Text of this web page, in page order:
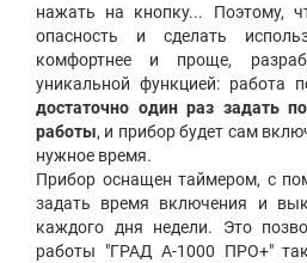
нажать на кнопку... Поэтому,
опасность и сделать
комфортнее и проще,
уникальной функцией: работа
достаточно один раз задать
работы, и прибор будет сам
нужное время.
Прибор оснащен таймером, с
задать время включения и
каждого дня недели. Это
работы "ГРАД А-1000 ПРО+"